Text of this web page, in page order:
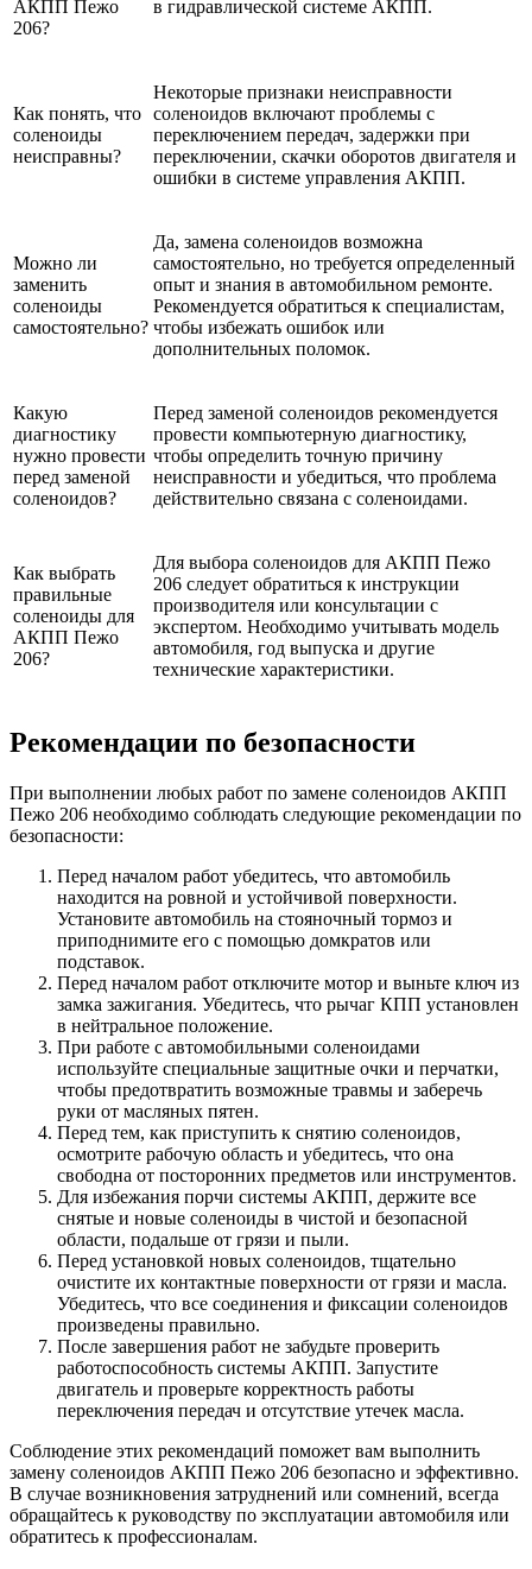
АКПП Пежо
206?
в гидравлической системе АКПП.
Как понять, что
соленоиды
неисправны?
Некоторые признаки неисправности
соленоидов включают проблемы с
переключением передач, задержки при
переключении, скачки оборотов двигателя и
ошибки в системе управления АКПП.
Можно ли
заменить
соленоиды
самостоятельно?
Да, замена соленоидов возможна
самостоятельно, но требуется определенный
опыт и знания в автомобильном ремонте.
Рекомендуется обратиться к специалистам,
чтобы избежать ошибок или
дополнительных поломок.
Какую
диагностику
нужно провести
перед заменой
соленоидов?
Перед заменой соленоидов рекомендуется
провести компьютерную диагностику,
чтобы определить точную причину
неисправности и убедиться, что проблема
действительно связана с соленоидами.
Как выбрать
правильные
соленоиды для
АКПП Пежо
206?
Для выбора соленоидов для АКПП Пежо
206 следует обратиться к инструкции
производителя или консультации с
экспертом. Необходимо учитывать модель
автомобиля, год выпуска и другие
технические характеристики.
Рекомендации по безопасности
При выполнении любых работ по замене соленоидов АКПП
Пежо 206 необходимо соблюдать следующие рекомендации по
безопасности:
Перед началом работ убедитесь, что автомобиль
находится на ровной и устойчивой поверхности.
Установите автомобиль на стояночный тормоз и
приподнимите его с помощью домкратов или
подставок.
Перед началом работ отключите мотор и выньте ключ из
замка зажигания. Убедитесь, что рычаг КПП установлен
в нейтральное положение.
При работе с автомобильными соленоидами
используйте специальные защитные очки и перчатки,
чтобы предотвратить возможные травмы и заберечь
руки от масляных пятен.
Перед тем, как приступить к снятию соленоидов,
осмотрите рабочую область и убедитесь, что она
свободна от посторонних предметов или инструментов.
Для избежания порчи системы АКПП, держите все
снятые и новые соленоиды в чистой и безопасной
области, подальше от грязи и пыли.
Перед установкой новых соленоидов, тщательно
очистите их контактные поверхности от грязи и масла.
Убедитесь, что все соединения и фиксации соленоидов
произведены правильно.
После завершения работ не забудьте проверить
работоспособность системы АКПП. Запустите
двигатель и проверьте корректность работы
переключения передач и отсутствие утечек масла.
Соблюдение этих рекомендаций поможет вам выполнить
замену соленоидов АКПП Пежо 206 безопасно и эффективно.
В случае возникновения затруднений или сомнений, всегда
обращайтесь к руководству по эксплуатации автомобиля или
обратитесь к профессионалам.